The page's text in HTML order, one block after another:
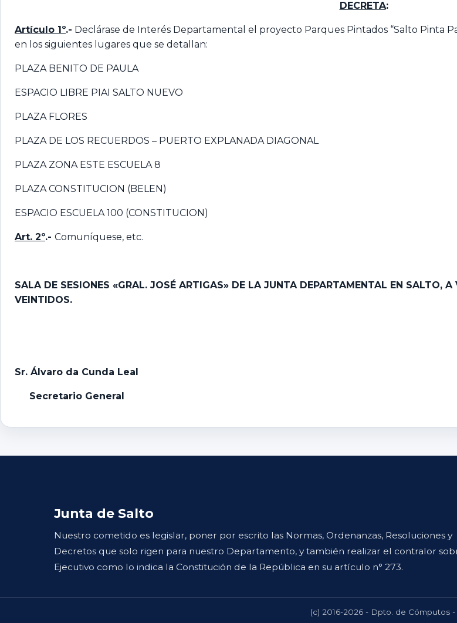
DECRETA:
Artículo 1º.- Declárase de Interés Departamental el proyecto Parques Pintados “Salto Pinta
en los siguientes lugares que se detallan:
PLAZA BENITO DE PAULA
ESPACIO LIBRE PIAI SALTO NUEVO
PLAZA FLORES
PLAZA DE LOS RECUERDOS – PUERTO EXPLANADA DIAGONAL
PLAZA ZONA ESTE ESCUELA 8
PLAZA CONSTITUCION (BELEN)
ESPACIO ESCUELA 100 (CONSTITUCION)
Art. 2º.- Comuníquese, etc.
SALA DE SESIONES «GRAL. JOSÉ ARTIGAS» DE LA JUNTA DEPARTAMENTAL EN SALTO, A
VEINTIDOS.
Sr. Álvaro da Cunda Leal
Secretario General
Junta de Salto
Nuestro cometido es legislar, poner por escrito las Normas, Ordenanzas, Resoluciones y
Decretos que solo rigen para nuestro Departamento, y también realizar el contralor
Ejecutivo como lo indica la Constitución de la República en su artículo n° 273.
(c) 2016-2026 - Dpto. de Cómputos -